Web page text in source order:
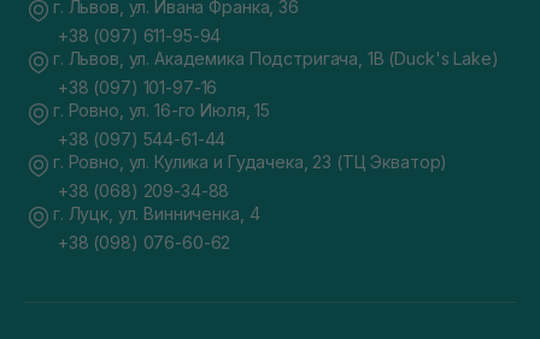
г. Львов, ул. Ивана Франка, 36
+38 (097) 611-95-94
г. Львов, ул. Академика Подстригача, 1В (Duck's Lake)
+38 (097) 101-97-16
г. Ровно, ул. 16-го Июля, 15
+38 (097) 544-61-44
г. Ровно, ул. Кулика и Гудачека, 23 (ТЦ Экватор)
+38 (068) 209-34-88
г. Луцк, ул. Винниченка, 4
+38 (098) 076-60-62